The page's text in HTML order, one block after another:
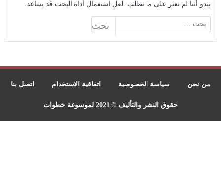
يبدو أننا لم نعثر على ما تطلب. لعل استعمال أداة البحث قد يساعد.
عن:
من نحن سياسة الخصوصية اتفاقية الاستخدام اتصل بنا
حقوق النشر والتأليف © 2021 لموسوعة خطوات